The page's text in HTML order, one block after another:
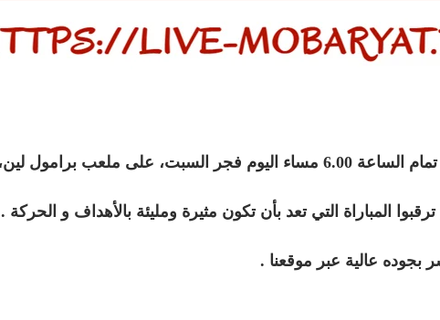
لين، في الأسبوع: 30.
المباراة التي تعد بأن تكون مثيرة ومليئة بالأهداف و الحركة .
بجوده عالية عبر موقعنا .